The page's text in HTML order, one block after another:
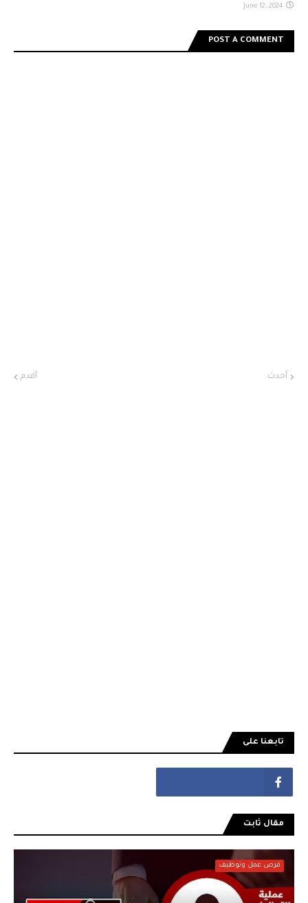
June 12, 2024
POST A COMMENT
أحدث أقدم
تابعنا على
مقال ثابت
فرص عمل وتوظيف